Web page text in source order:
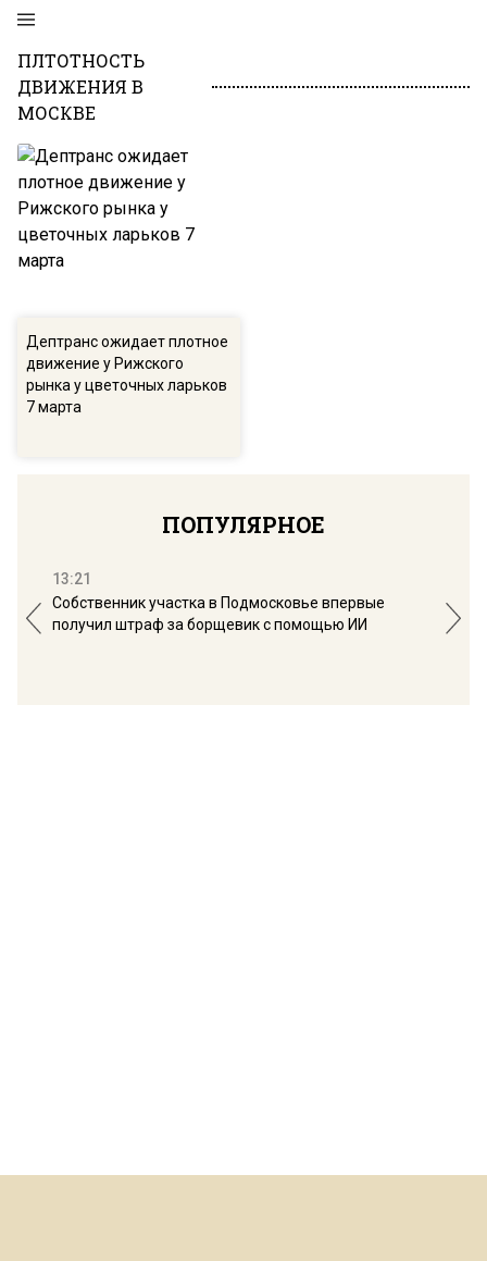
ПЛТОТНОСТЬ
ДВИЖЕНИЯ В
МОСКВЕ
Дептранс ожидает плотное
движение у Рижского
рынка у цветочных ларьков
7 марта
ПОПУЛЯРНОЕ
13:21
Собственник участка в Подмосковье впервые
получил штраф за борщевик с помощью ИИ